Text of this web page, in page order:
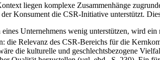
liegen komplexe Zusammenhänge
Konsument die CSR-Initiative unterstützt.
Unternehmens wenig unterstützen, wird
die Relevanz des CSR-Bereichs für die
die kulturelle und geschlechtsbezogene